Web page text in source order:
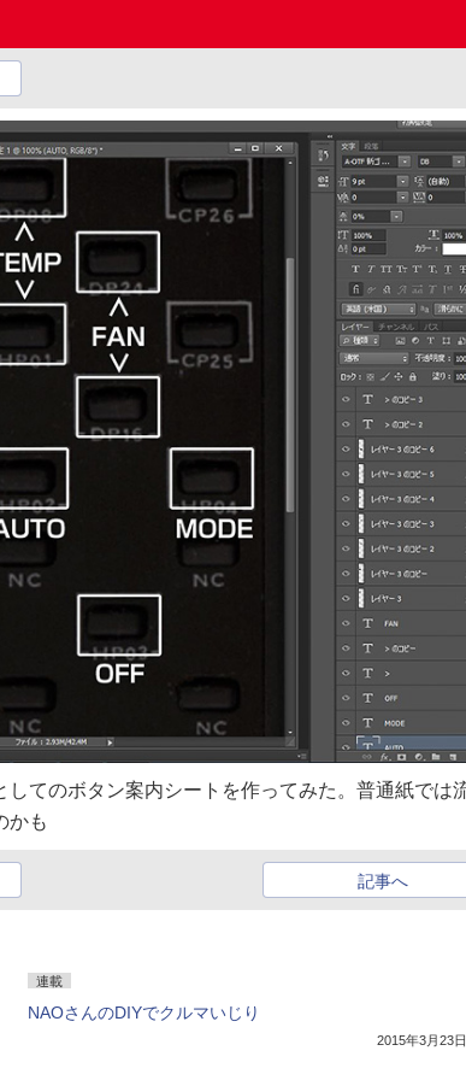
てのボタン案内シートを作ってみた。普通紙では
かも
記事へ
連載
NAOさんのDIYでクルマいじり
2015年3月23日